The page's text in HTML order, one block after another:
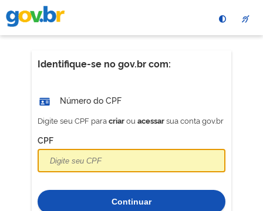
para
conteÃºdo
Identifique-se no gov.br com:
Número do CPF
Digite seu CPF paracriarou acessarsua conta gov.br
CPF
Continuar